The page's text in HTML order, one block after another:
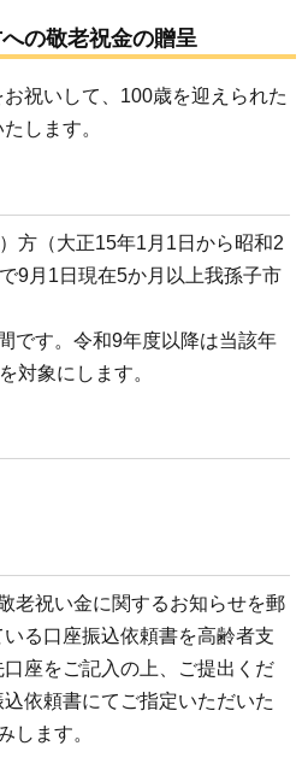
の敬老祝金の贈呈
祝いして、100歳を迎えられた
します。
方（大正15年1月1日から昭和2
9月1日現在5か月以上我孫子市
です。令和9年度以降は当該年
対象にします。
老祝い金に関するお知らせを郵
る口座振込依頼書を高齢者支
座をご記入の上、ご提出くだ
依頼書にてご指定いただいた
します。